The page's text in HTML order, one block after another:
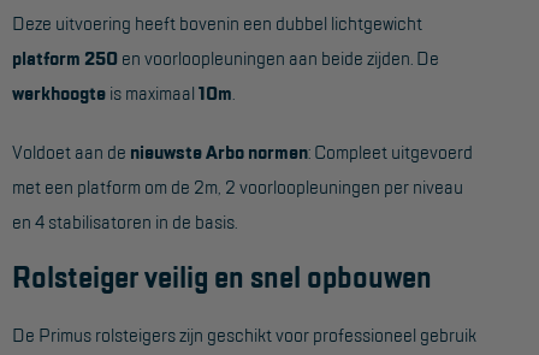
Rolsteigers
Schilderstellingen
Gevelsteigers
Steiger overkapping
Hangbruginstallaties
Gevelrenovatie
Industrieel onderhoud
Deze uitvoering heeft bovenin een dubbel lichtgewicht
platform 250 en voorloopleuningen aan beide zijden. De
werkhoogte is maximaal 10m
Voldoet aan de nieuwste Arbo normen: Compleet uitgevoerd
met een platform om de 2m, 2 voorloopleuningen per niveau
en 4 stabilisatoren in de basis.
Rolsteiger veilig en snel opbouwen
De Primus rolsteigers zijn geschikt voor professioneel gebruik